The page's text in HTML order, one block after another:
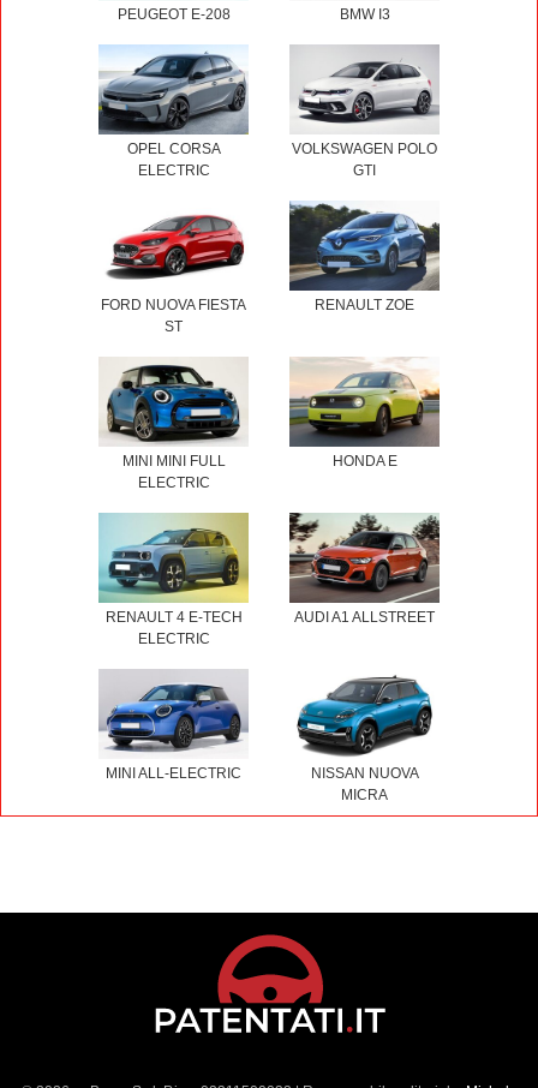
PEUGEOT E-208 BMW I3
OPEL CORSA
ELECTRIC
VOLKSWAGEN POLO
GTI
FORD NUOVA FIESTA
ST
RENAULT ZOE
MINI MINI FULL
ELECTRIC
HONDA E
RENAULT 4 E-TECH
ELECTRIC
AUDI A1 ALLSTREET
MINI ALL-ELECTRIC
NISSAN NUOVA
MICRA